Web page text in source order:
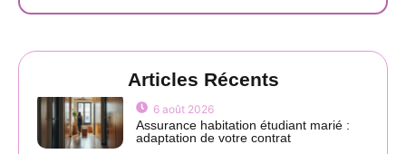
Articles Récents
6 août 2026
Assurance habitation étudiant marié :
adaptation de votre contrat